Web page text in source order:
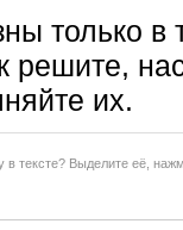
только в
решите,
их.
в тексте? Выделите её,